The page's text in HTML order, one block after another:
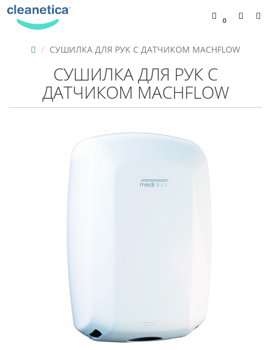
0
СУШИЛКА ДЛЯ РУК С ДАТЧИКОМ MACHFLOW
СУШИЛКА ДЛЯ РУК С
ДАТЧИКОМ MACHFLOW